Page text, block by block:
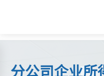
分公司企业所